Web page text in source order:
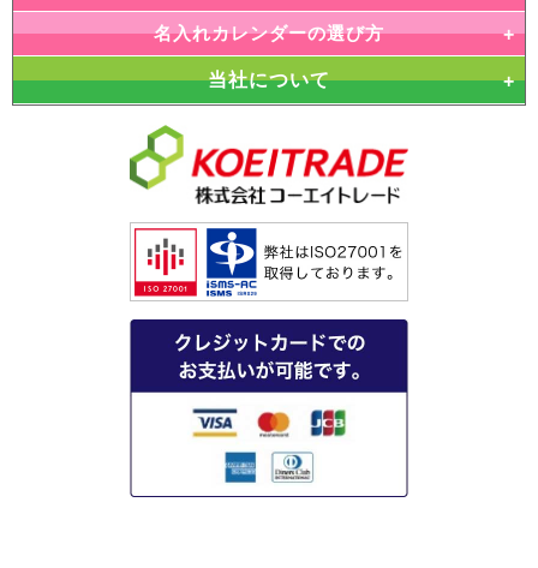
名入れカレンダーの選び方
当社について